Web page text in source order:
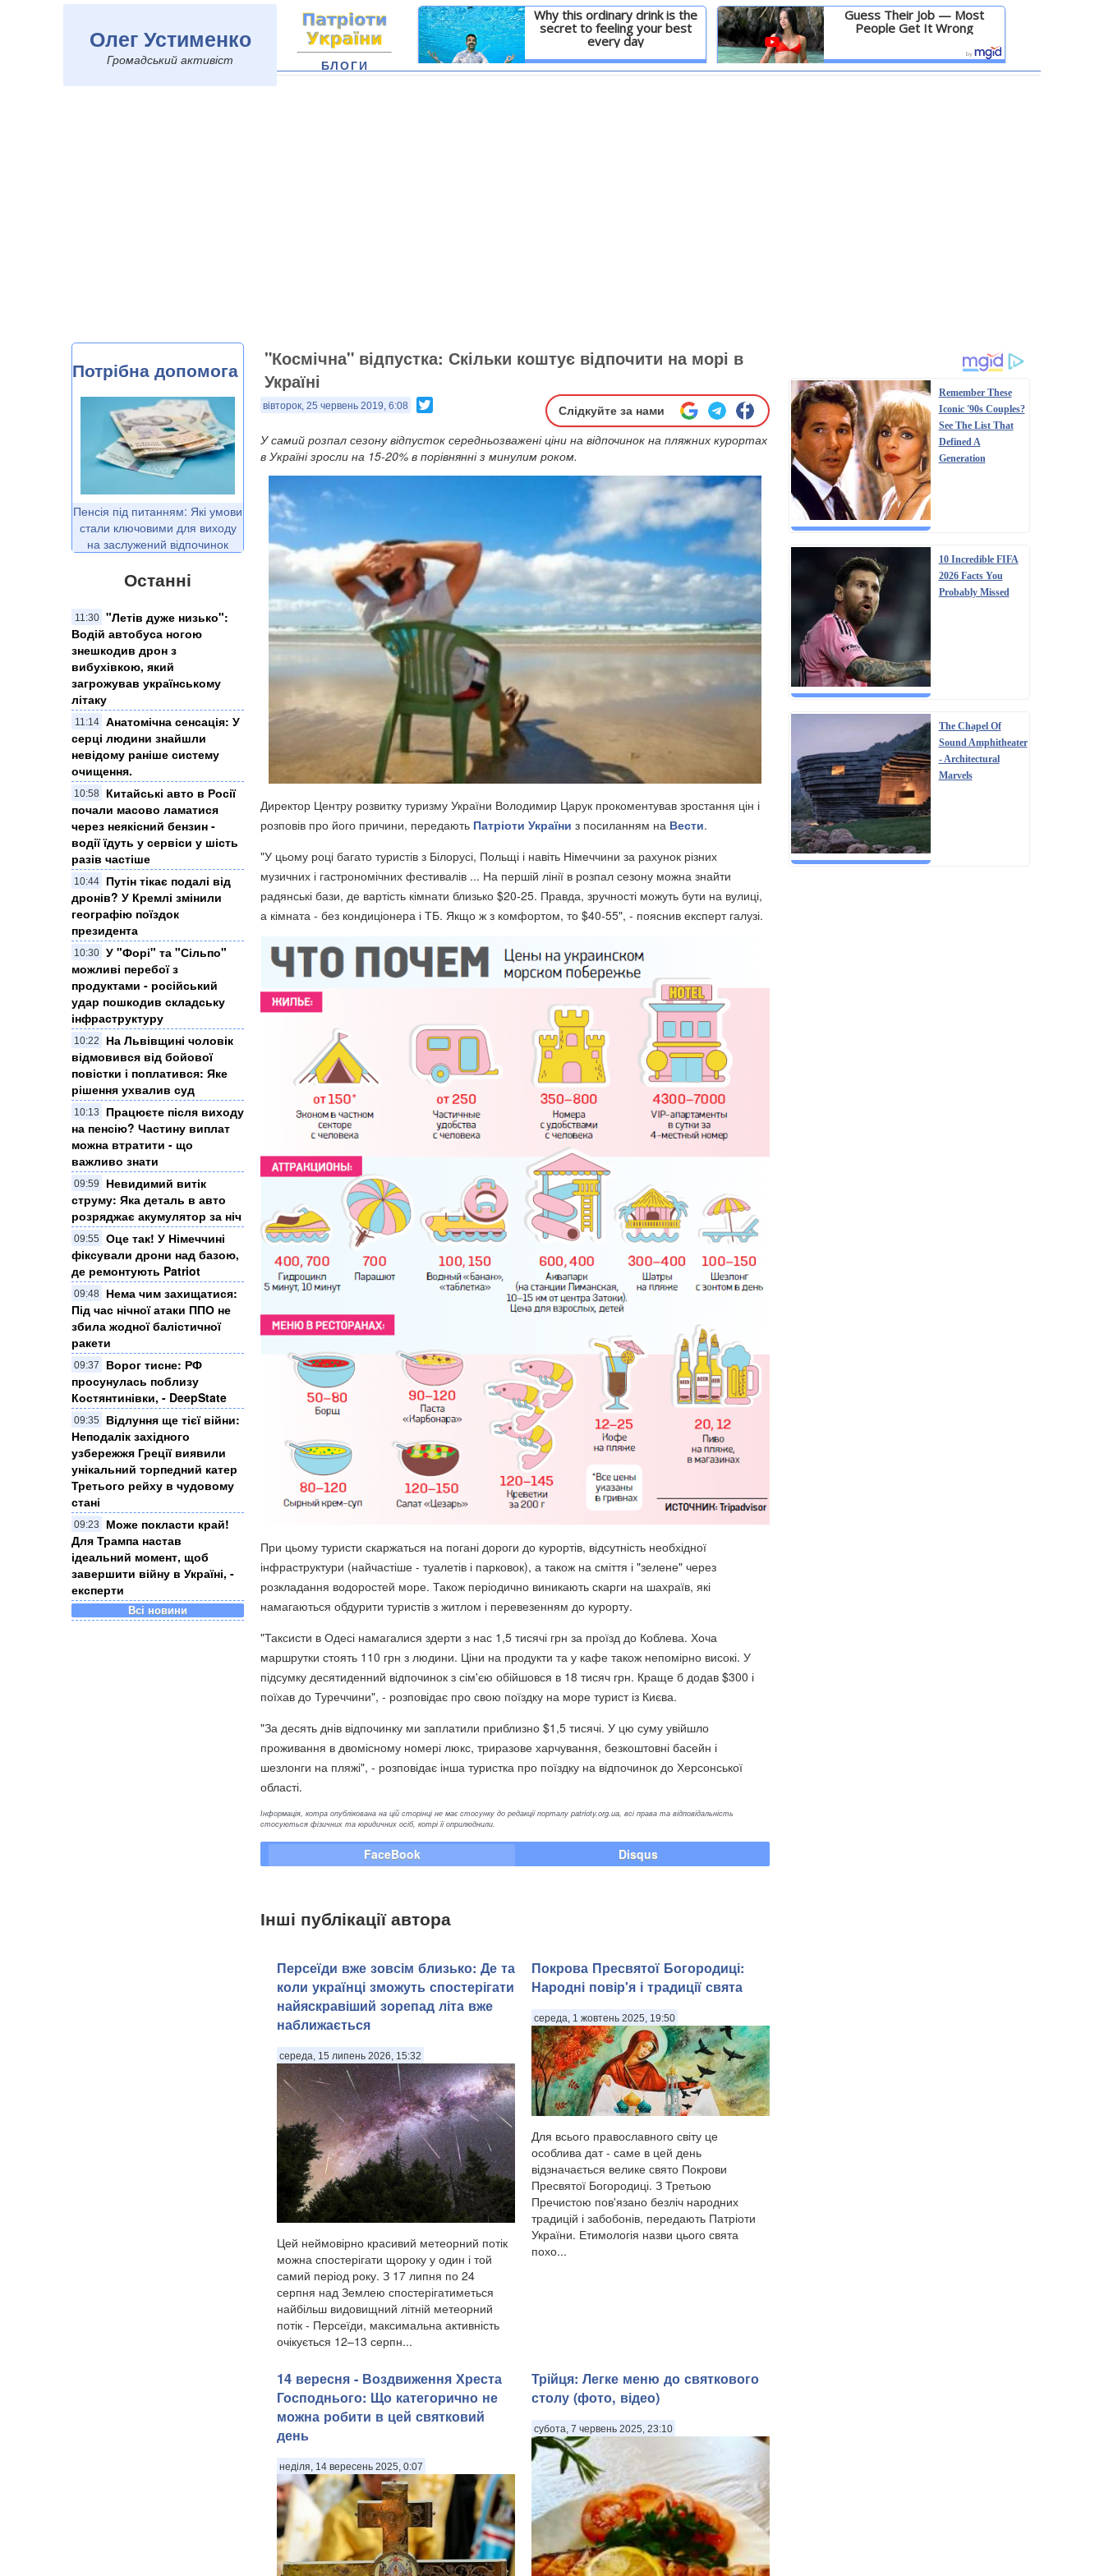
Олег Устименко
Громадський активіст
Why this ordinary drink is the
secret to feeling your best
every day
Детальніше
Guess Their Job — Most
People Get It Wrong
Детальніше
БЛОГИ
Потрібна допомога
Пенсія під питанням: Які умови
стали ключовими для виходу
на заслужений відпочинок
Останні
11:30
"Летів дуже низько":
Водій автобуса ногою
знешкодив дрон з
вибухівкою, який
загрожував українському
літаку
11:14
Анатомічна сенсація: У
серці людини знайшли
невідому раніше систему
очищення.
10:58
Китайські авто в Росії
почали масово ламатися
через неякісний бензин -
водії їдуть у сервіси у шість
разів частіше
10:44
Путін тікає подалі від
дронів? У Кремлі змінили
географію поїздок
президента
10:30 У "Форі" та "Сільпо"
можливі перебої з
продуктами - російський
удар пошкодив складську
інфраструктуру
10:22
На Львівщині чоловік
відмовився від бойової
повістки і поплатився: Яке
рішення ухвалив суд
10:13
Працюєте після виходу
на пенсію? Частину виплат
можна втратити - що
важливо знати
09:59
Невидимий витік
струму: Яка деталь в авто
розряджає акумулятор за ніч
09:55
Оце так! У Німеччині
фіксували дрони над базою,
де ремонтують Patriot
09:48
Нема чим захищатися:
Під час нічної атаки ППО не
збила жодної балістичної
ракети
09:37
Ворог тисне: РФ
просунулась поблизу
Костянтинівки, - DeepState
09:35
Відлуння ще тієї війни:
Неподалік західного
узбережжя Греції виявили
унікальний торпедний катер
Третього рейху в чудовому
стані
09:23
Може покласти край!
Для Трампа настав
ідеальний момент, щоб
завершити війну в Україні, -
експерти
Всі новини
"Космічна" відпустка: Скільки коштує відпочити на морі в
Україні
вівторок, 25 червень 2019, 6:08 Слідкуйте за нами
У самий розпал сезону відпусток середньозважені ціни на відпочинок на пляжних курортах
в Україні зросли на 15-20% в порівнянні з минулим роком.
Директор Центру розвитку туризму України Володимир Царук прокоментував зростання цін і
розповів про його причини, передають Патріоти України з посиланням на Вести.
"У цьому році багато туристів з Білорусі, Польщі і навіть Німеччини за рахунок різних
музичних і гастрономічних фестивалів ... На першій лінії в розпал сезону можна знайти
радянські бази, де вартість кімнати близько $20-25. Правда, зручності можуть бути на вулиці,
а кімната - без кондиціонера і ТБ. Якщо ж з комфортом, то $40-55", - пояснив експерт галузі.
При цьому туристи скаржаться на погані дороги до курортів, відсутність необхідної
інфраструктури (найчастіше - туалетів і парковок), а також на сміття і "зелене" через
розкладання водоростей море. Також періодично виникають скарги на шахраїв, які
намагаються обдурити туристів з житлом і перевезенням до курорту.
"Таксисти в Одесі намагалися здерти з нас 1,5 тисячі грн за проїзд до Коблева. Хоча
маршрутки стоять 110 грн з людини. Ціни на продукти та у кафе також непомірно високі. У
підсумку десятиденний відпочинок з сім'єю обійшовся в 18 тисяч грн. Краще б додав $300 і
поїхав до Туреччини", - розповідає про свою поїздку на море турист із Києва.
"За десять днів відпочинку ми заплатили приблизно $1,5 тисячі. У цю суму увійшло
проживання в двомісному номері люкс, триразове харчування, безкоштовні басейн і
шезлонги на пляжі", - розповідає інша туристка про поїздку на відпочинок до Херсонської
області.
Інформація, котра опублікована на цій сторінці не має стосунку до редакції порталу patrioty.org.ua, всі права та відповідальність
стосуються фізичних та юридичних осіб, котрі її оприлюднили.
FaceBook Disqus
Інші публікації автора
Персеїди вже зовсім близько: Де та
коли українці зможуть спостерігати
найяскравіший зорепад літа вже
наближається
середа, 15 липень 2026, 15:32
Цей неймовірно красивий метеорний потік
можна спостерігати щороку у один і той
самий період року. З 17 липня по 24
серпня над Землею спостерігатиметься
найбільш видовищний літній метеорний
потік - Персеїди, максимальна активність
очікується 12–13 серпн...
Покрова Пресвятої Богородиці:
Народні повір'я і традиції свята
середа, 1 жовтень 2025, 19:50
Для всього православного світу це
особлива дат - саме в цей день
відзначається велике свято Покрови
Пресвятої Богородиці. З Третьою
Пречистою пов'язано безліч народних
традицій і забобонів, передають Патріоти
України. Етимологія назви цього свята
похо...
14 вересня - Воздвиження Хреста
Господнього: Що категорично не
можна робити в цей святковий
день
неділя, 14 вересень 2025, 0:07
Трійця: Легке меню до святкового
столу (фото, відео)
субота, 7 червень 2025, 23:10
Remember These
Iconic '90s Couples?
See The List That
Defined A
Generation
10 Incredible FIFA
2026 Facts You
Probably Missed
The Chapel Of
Sound Amphitheater
- Architectural
Marvels